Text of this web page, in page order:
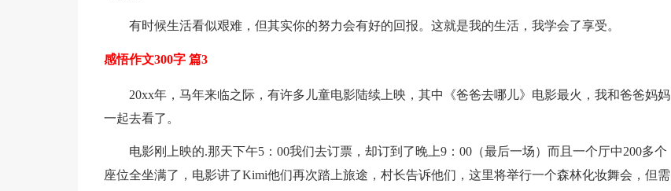
有时候生活看似艰难，但其实你的努力会有好的回报。这就是我的生活，我学会了享受。
感悟作文300字 篇3
20xx年，马年来临之际，有许多儿童电影陆续上映，其中《爸爸去哪儿》电影最火，我和爸爸妈妈
一起去看了。
电影刚上映的.那天下午5：00我们去订票，却订到了晚上9：00（最后一场）而且一个厅中200多个
座位全坐满了，电影讲了Kimi他们再次踏上旅途，村长告诉他们，这里将举行一个森林化妆舞会，但需